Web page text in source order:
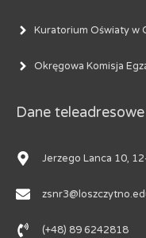
Kuratorium Oświaty w
Okręgowa Komisja
Dane teleadresowe
Jerzego Lanca 10,
(+48) 89 6242818